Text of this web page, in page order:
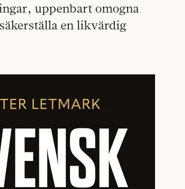
uppenbart omogna
en likvärdig